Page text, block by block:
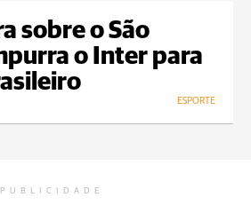
sobre o São
o Inter para
ESPORTE
PUBLICIDADE